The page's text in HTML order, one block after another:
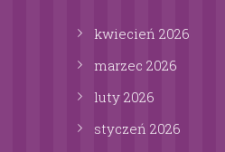
kwiecień 2026
marzec 2026
luty 2026
styczeń 2026